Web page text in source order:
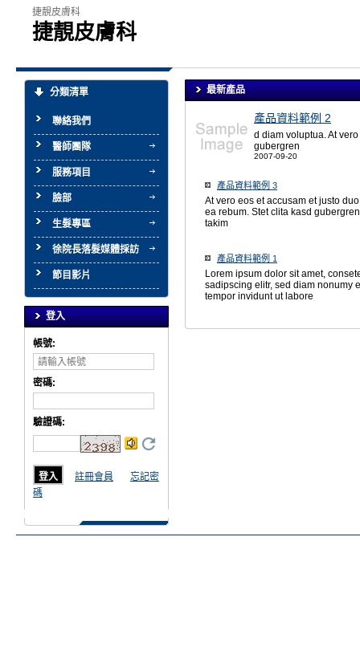
捷靚皮膚科
捷靚皮膚科
分類清單
聯絡我們
醫師團隊
服務項目
臉部
生髮專區
徐院長落髮媒體採訪
節目影片
登入
帳號:
密碼:
驗證碼:
註冊會員
忘記密
碼
最新產品
產品資料範例 2
d diam voluptua. At
gubergren
2007-09-20
產品資料範例 3
At vero eos et accusam et justo
ea rebum. Stet clita kasd
takim
產品資料範例 1
Lorem ipsum dolor sit amet,
sadipscing elitr, sed diam nonumy
tempor invidunt ut labore